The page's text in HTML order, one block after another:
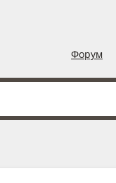
Форум